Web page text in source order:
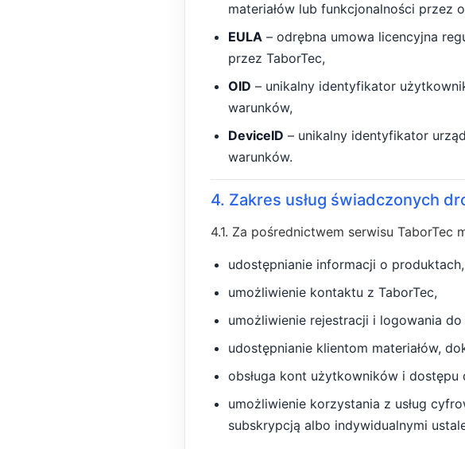
materiałów lub funkcjonalności przez
EULA – odrębna umowa licencyjna
przez TaborTec,
OID – unikalny identyfikator
warunków,
DeviceID – unikalny identyfikator
warunków.
4. Zakres usług świadczonych
4.1. Za pośrednictwem serwisu
udostępnianie informacji o
umożliwienie kontaktu z TaborTec,
umożliwienie rejestracji i logowania
udostępnianie klientom materiałów,
obsługa kont użytkowników i
umożliwienie korzystania z usług
subskrypcją albo indywidualnymi